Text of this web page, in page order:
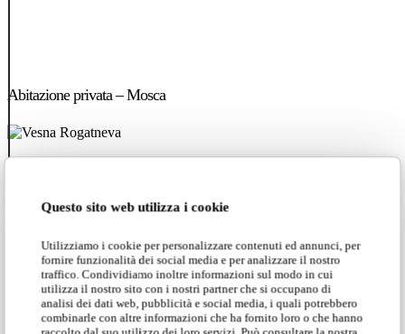
Questo sito web utilizza i cookie
Utilizziamo i cookie per personalizzare contenuti ed annunci, per
fornire funzionalità dei social media e per analizzare il nostro
traffico. Condividiamo inoltre informazioni sul modo in cui
utilizza il nostro sito con i nostri partner che si occupano di
analisi dei dati web, pubblicità e social media, i quali potrebbero
combinarle con altre informazioni che ha fornito loro o che hanno
privata
–
Abitazione privata – Mosca